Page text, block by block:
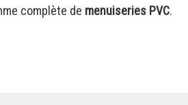
complète de menuiseries PVC.